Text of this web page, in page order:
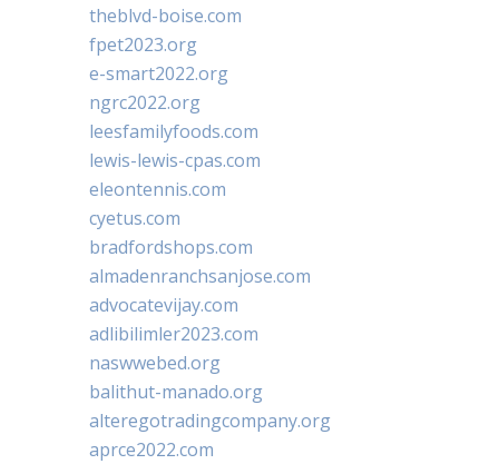
theblvd-boise.com
fpet2023.org
e-smart2022.org
ngrc2022.org
leesfamilyfoods.com
lewis-lewis-cpas.com
eleontennis.com
cyetus.com
bradfordshops.com
almadenranchsanjose.com
advocatevijay.com
adlibilimler2023.com
naswwebed.org
balithut-manado.org
alteregotradingcompany.org
aprce2022.com